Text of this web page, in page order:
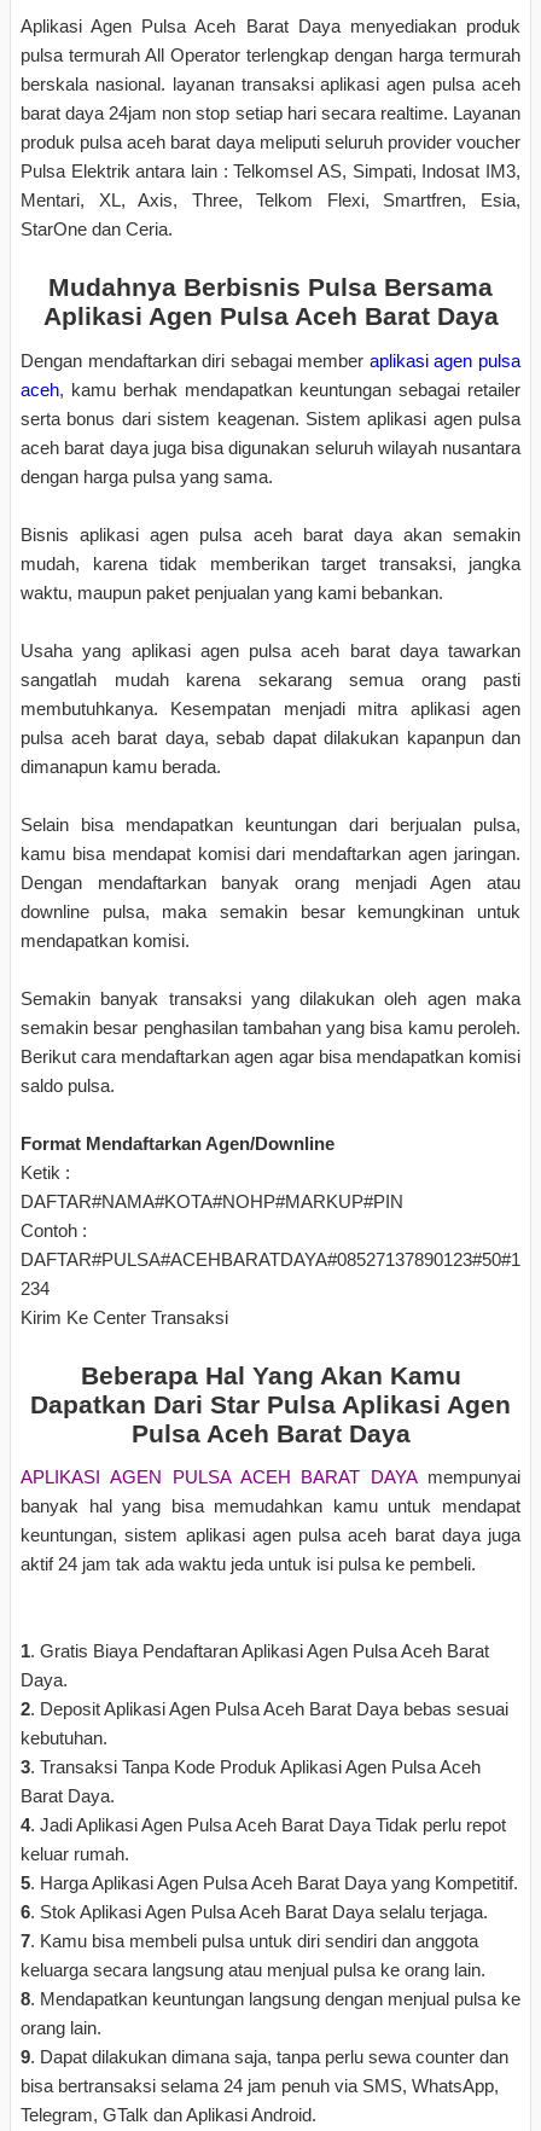
Aplikasi Agen Pulsa Aceh Barat Daya menyediakan produk
pulsa termurah All Operator terlengkap dengan harga termurah
berskala nasional. layanan transaksi aplikasi agen pulsa aceh
barat daya 24jam non stop setiap hari secara realtime. Layanan
produk pulsa aceh barat daya meliputi seluruh provider voucher
Pulsa Elektrik antara lain : Telkomsel AS, Simpati, Indosat IM3,
Mentari, XL, Axis, Three, Telkom Flexi, Smartfren, Esia,
StarOne dan Ceria.
Mudahnya Berbisnis Pulsa Bersama
Aplikasi Agen Pulsa Aceh Barat Daya
Dengan mendaftarkan diri sebagai member aplikasi agen pulsa
aceh, kamu berhak mendapatkan keuntungan sebagai retailer
serta bonus dari sistem keagenan. Sistem aplikasi agen pulsa
aceh barat daya juga bisa digunakan seluruh wilayah nusantara
dengan harga pulsa yang sama.
Bisnis aplikasi agen pulsa aceh barat daya akan semakin
mudah, karena tidak memberikan target transaksi, jangka
waktu, maupun paket penjualan yang kami bebankan.
Usaha yang aplikasi agen pulsa aceh barat daya tawarkan
sangatlah mudah karena sekarang semua orang pasti
membutuhkanya. Kesempatan menjadi mitra aplikasi agen
pulsa aceh barat daya, sebab dapat dilakukan kapanpun dan
dimanapun kamu berada.
Selain bisa mendapatkan keuntungan dari berjualan pulsa,
kamu bisa mendapat komisi dari mendaftarkan agen jaringan.
Dengan mendaftarkan banyak orang menjadi Agen atau
downline pulsa, maka semakin besar kemungkinan untuk
mendapatkan komisi.
Semakin banyak transaksi yang dilakukan oleh agen maka
semakin besar penghasilan tambahan yang bisa kamu peroleh.
Berikut cara mendaftarkan agen agar bisa mendapatkan komisi
saldo pulsa.
Format Mendaftarkan Agen/Downline
Ketik :
DAFTAR#NAMA#KOTA#NOHP#MARKUP#PIN
Contoh :
DAFTAR#PULSA#ACEHBARATDAYA#08527137890123#50#1
234
Kirim Ke Center Transaksi
Beberapa Hal Yang Akan Kamu
Dapatkan Dari Star Pulsa Aplikasi Agen
Pulsa Aceh Barat Daya
APLIKASI AGEN PULSA ACEH BARAT DAYAmempunyai
banyak hal yang bisa memudahkan kamu untuk mendapat
keuntungan, sistem aplikasi agen pulsa aceh barat daya juga
aktif 24 jam tak ada waktu jeda untuk isi pulsa ke pembeli.
1. Gratis Biaya Pendaftaran Aplikasi Agen Pulsa Aceh Barat
Daya.
2. Deposit Aplikasi Agen Pulsa Aceh Barat Daya bebas sesuai
kebutuhan.
3. Transaksi Tanpa Kode Produk Aplikasi Agen Pulsa Aceh
Barat Daya.
4. Jadi Aplikasi Agen Pulsa Aceh Barat Daya Tidak perlu repot
keluar rumah.
5. Harga Aplikasi Agen Pulsa Aceh Barat Daya yang Kompetitif.
6. Stok Aplikasi Agen Pulsa Aceh Barat Daya selalu terjaga.
7. Kamu bisa membeli pulsa untuk diri sendiri dan anggota
keluarga secara langsung atau menjual pulsa ke orang lain.
8. Mendapatkan keuntungan langsung dengan menjual pulsa ke
orang lain.
9. Dapat dilakukan dimana saja, tanpa perlu sewa counter dan
bisa bertransaksi selama 24 jam penuh via SMS, WhatsApp,
Telegram, GTalk dan Aplikasi Android.